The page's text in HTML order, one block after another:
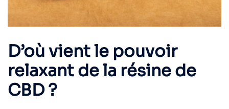
D’où vient le pouvoir
relaxant de la résine de
CBD ?